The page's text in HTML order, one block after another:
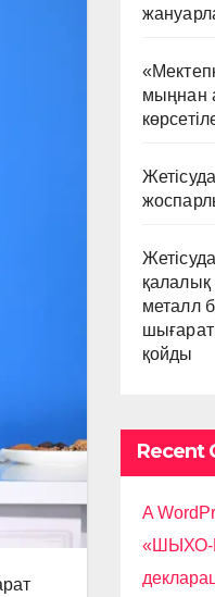
мыңнан
қалалық
металл
қойды
Recent
A
«ШЫХО-